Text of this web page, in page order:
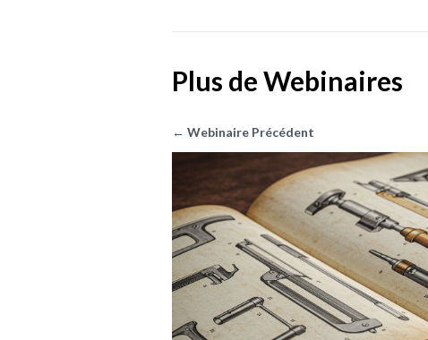
Plus de Webinaires
← Webinaire Précédent